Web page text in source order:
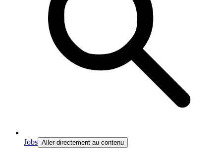
Jobs Aller directement au contenu